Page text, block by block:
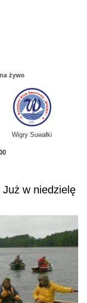
żywo
Wigry Suwałki
w niedzielę